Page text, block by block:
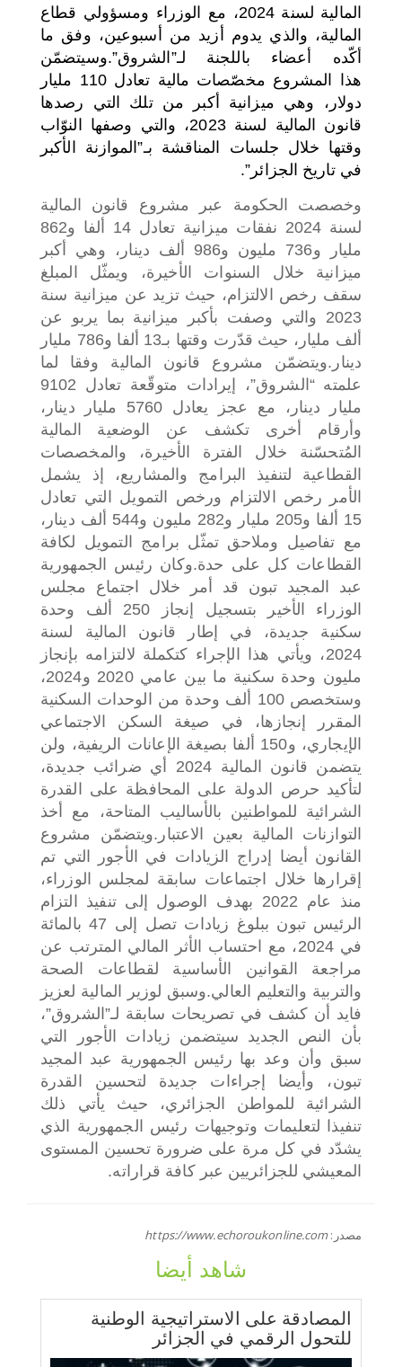
المالية لسنة 2024، مع الوزراء ومسؤولي قطاع
المالية، والذي يدوم أزيد من أسبوعين، وفق ما
أكّده أعضاء باللجنة لـ”الشروق”.وسيتضمّن
هذا المشروع
مخصّصات مالية تعادل 110 مليار
دولار، وهي ميزانية أكبر من تلك التي رصدها
قانون المالية لسنة 2023، والتي وصفها النوّاب
وقتها خلال جلسات المناقشة بـ”الموازنة الأكبر
في تاريخ الجزائر”.
وخصصت الحكومة عبر مشروع قانون المالية
لسنة 2024 نفقات ميزانية تعادل 14 ألفا و862
مليار و736 مليون و986 ألف دينار، وهي أكبر
ميزانية خلال السنوات الأخيرة، ويمثّل المبلغ
سقف رخص الالتزام، حيث تزيد عن ميزانية سنة
2023 والتي وصفت بأكبر ميزانية بما يربو عن
ألف مليار، حيث قدّرت وقتها بـ13 ألفا و786 مليار
دينار.ويتضمّن مشروع قانون المالية وفقا لما
علمته “الشروق”، إيرادات متوقّعة تعادل 9102
مليار دينار، مع عجز يعادل 5760 مليار دينار،
وأرقام أخرى تكشف عن الوضعية المالية
المُتحسّنة خلال الفترة الأخيرة، والمخصصات
القطاعية لتنفيذ البرامج والمشاريع، إذ يشمل
الأمر رخص الالتزام ورخص التمويل التي تعادل
15 ألفا و205 مليار و282 مليون و544 ألف دينار،
مع تفاصيل وملاحق تمثّل برامج التمويل لكافة
القطاعات كل على حدة.وكان رئيس الجمهورية
عبد المجيد تبون قد أمر خلال اجتماع مجلس
الوزراء الأخير بتسجيل إنجاز 250 ألف وحدة
سكنية جديدة، في إطار قانون المالية لسنة
2024، ويأتي هذا الإجراء كتكملة لالتزامه بإنجاز
مليون وحدة سكنية ما بين عامي 2020 و2024،
وستخصص 100 ألف وحدة من الوحدات السكنية
المقرر إنجازها، في صيغة السكن الاجتماعي
الإيجاري، و150 ألفا بصيغة الإعانات الريفية، ولن
يتضمن قانون المالية 2024 أي ضرائب جديدة،
لتأكيد حرص الدولة على المحافظة على القدرة
الشرائية للمواطنين بالأساليب المتاحة، مع أخذ
التوازنات المالية بعين الاعتبار.ويتضمّن مشروع
القانون أيضا إدراج الزيادات في الأجور التي تم
إقرارها خلال اجتماعات سابقة لمجلس الوزراء،
منذ عام 2022 بهدف الوصول إلى تنفيذ التزام
الرئيس تبون ببلوغ زيادات تصل إلى 47 بالمائة
في 2024، مع احتساب الأثر المالي المترتب عن
مراجعة القوانين الأساسية لقطاعات الصحة
والتربية والتعليم العالي.وسبق لوزير المالية لعزيز
فايد أن كشف في تصريحات سابقة لـ”الشروق”،
بأن النص الجديد سيتضمن زيادات الأجور التي
سبق وأن وعد بها رئيس الجمهورية عبد المجيد
تبون، وأيضا إجراءات جديدة لتحسين القدرة
الشرائية للمواطن الجزائري، حيث يأتي ذلك
تنفيذا لتعليمات وتوجيهات رئيس الجمهورية الذي
يشدّد في كل مرة على ضرورة تحسين المستوى
المعيشي للجزائريين عبر كافة قراراته.
مصدر:https://www.echoroukonline.com
شاهد أيضا
المصادقة على الاستراتيجية الوطنية
للتحول الرقمي في الجزائر